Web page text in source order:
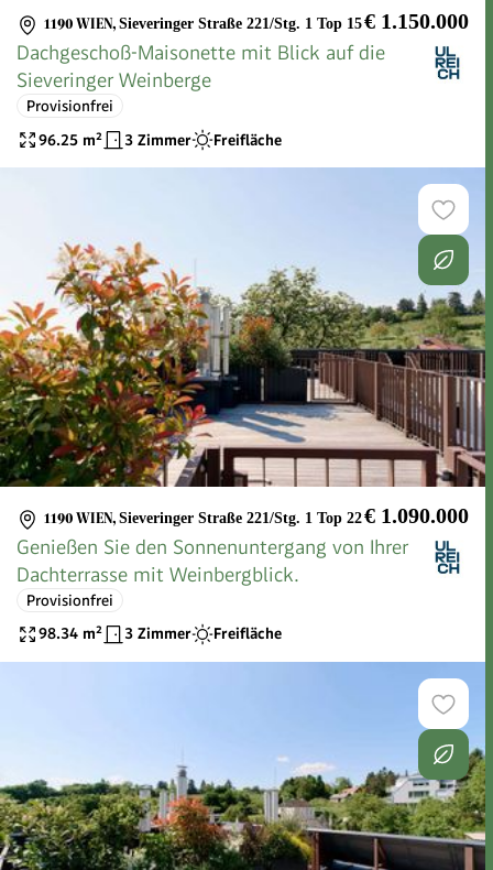
1190 WIEN, Sieveringer Straße 221/Stg. 1 Top 15€ 1.150.000
Dachgeschoß-Maisonette mit Blick auf die
Sieveringer Weinberge
Provisionfrei
96.25 m² 3 Zimmer Freifläche
1190 WIEN, Sieveringer Straße 221/Stg. 1 Top 22€ 1.090.000
Genießen Sie den Sonnenuntergang von Ihrer
Dachterrasse mit Weinbergblick.
Provisionfrei
98.34 m² 3 Zimmer Freifläche